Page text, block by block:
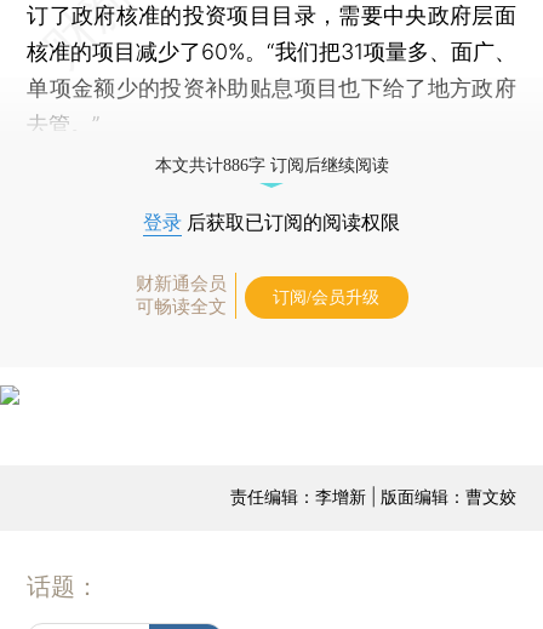
订了政府核准的投资项目目录，需要中央政府层面
核准的项目减少了60%。“我们把31项量多、面广、
单项金额少的投资补助贴息项目也下给了地方政府
去管。”
本文共计886字 订阅后继续阅读
登录 后获取已订阅的阅读权限
财新通会员
可畅读全文
订阅/会员升级
责任编辑：李增新 | 版面编辑：曹文姣
话题：